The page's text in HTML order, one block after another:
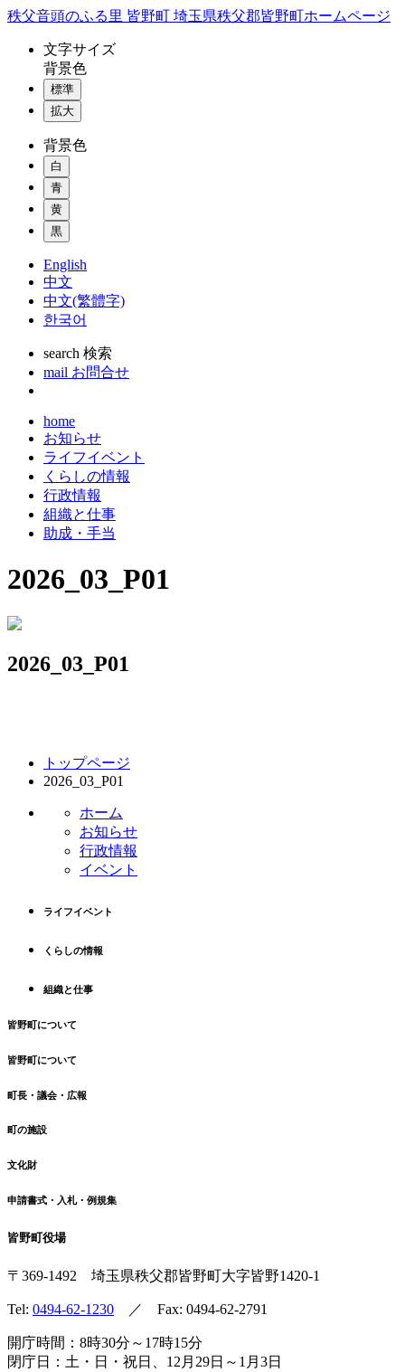
コ
秩父音頭のふる里 皆野町 埼玉県秩父郡皆野町ホームページ
文字サイズ
背景色
標準
拡大
背景色
白
青
黄
黒
English
中文
中文(繁體字)
한국어
search 検索
mail お問合せ
home
お知らせ
ライフイベント
くらしの情報
行政情報
組織と仕事
助成・手当
2026_03_P01
2026_03_P01
トップページ
2026_03_P01
ホーム
お知らせ
行政情報
イベント
ライフイベント
くらしの情報
組織と仕事
皆野町について
皆野町について
町長・議会・広報
町の施設
文化財
申請書式・入札・例規集
皆野町役場
〒369-1492 埼玉県秩父郡皆野町大字皆野1420-1
Tel: 0494-62-1230 ／ Fax: 0494-62-2791
開庁時間：8時30分～17時15分
閉庁日：土・日・祝日、12月29日～1月3日